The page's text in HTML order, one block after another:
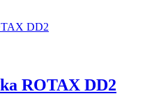
ROTAX DD2